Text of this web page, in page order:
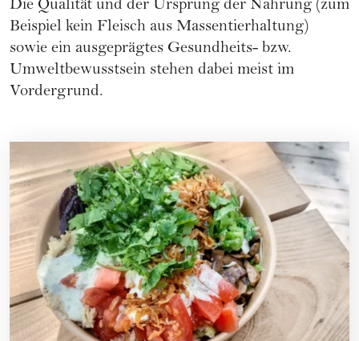
Die Qualität und der Ursprung der Nahrung (zum
Beispiel kein Fleisch aus Massentierhaltung)
sowie ein ausgeprägtes Gesundheits- bzw.
Umweltbewusstsein stehen dabei meist im
Vordergrund.